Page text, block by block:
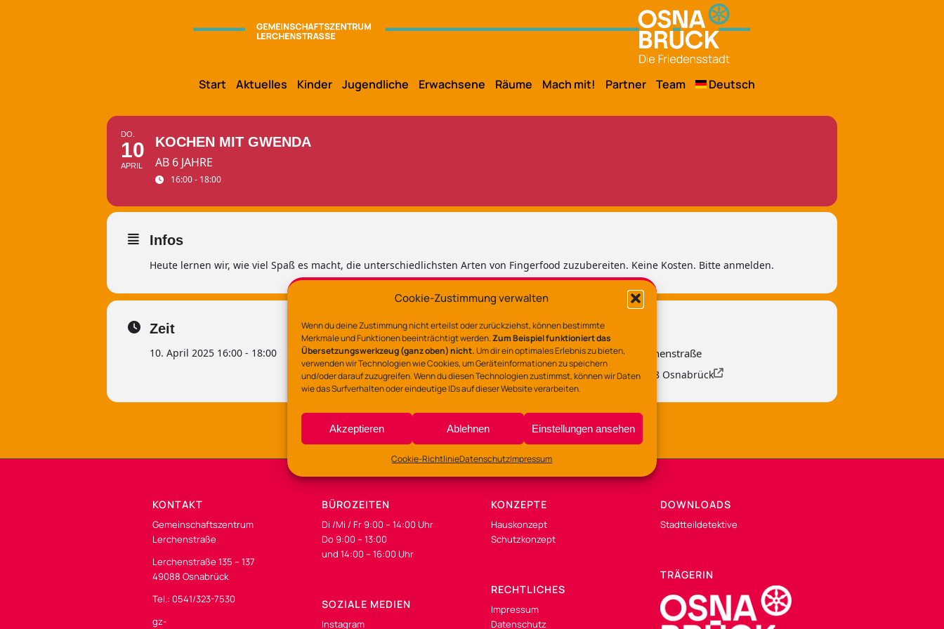
Cookie-Zustimmung verwalten
Wenn du deine Zustimmung nicht erteilst oder zurückziehst, können bestimmte
Merkmale und Funktionen beeinträchtigt werden.Zum Beispiel funktioniert das
Übersetzungswerkzeug (ganz oben) nicht.Um dir ein optimales Erlebnis zu bieten,
verwenden wir Technologien wie Cookies, um Geräteinformationen zu speichern
und/oder darauf zuzugreifen. Wenn du diesen Technologien zustimmst, können wir Daten
wie das Surfverhalten oder eindeutige IDs auf dieser Website verarbeiten.
Akzeptieren Ablehnen Einstellungen ansehen
Cookie-RichtlinieDatenschutzImpressum
Start Aktuelles Kinder Jugendliche Erwachsene Räume Mach mit! Partner Team Deutsch
DO.
10
APRIL
KOCHEN MIT GWENDA
AB 6 JAHRE
16:00 - 18:00
Infos
Heute lernen wir, wie viel Spaß es macht, die unterschiedlichsten Arten von Fingerfood zuzubereiten. Keine Kosten. Bitte anmelden.
Zeit
10. April 2025 16:00 - 18:00
Ort
Gemeinschaftszentrum Lerchenstraße
Lerchenstraße 135-137, 49088 Osnabrück
KONTAKT
Gemeinschaftszentrum
Lerchenstraße
Lerchenstraße 135 – 137
49088 Osnabrück
Tel.: 0541/323-7530
gz-
BÜROZEITEN
Di /Mi / Fr 9:00 – 14:00 Uhr
Do 9:00 – 13:00
und 14:00 – 16:00 Uhr
SOZIALE MEDIEN
Instagram
KONZEPTE
Hauskonzept
Schutzkonzept
RECHTLICHES
Impressum
Datenschutz
DOWNLOADS
Stadtteildetektive
TRÄGERIN